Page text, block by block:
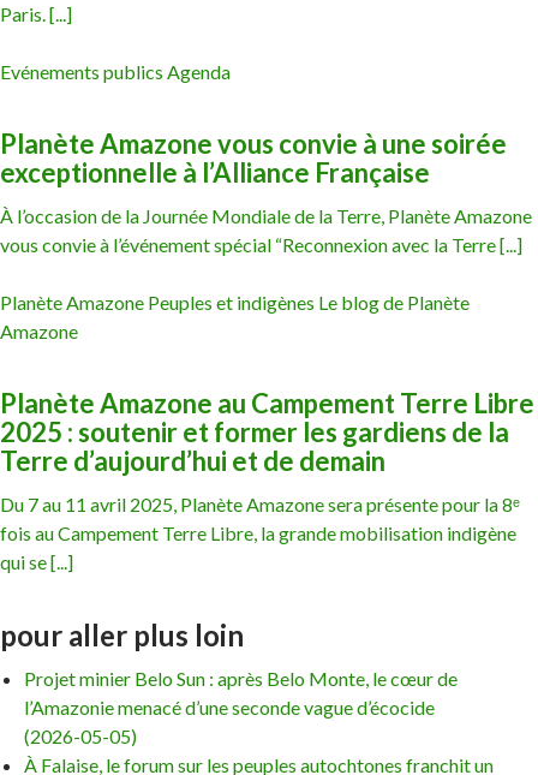
Paris. [...]
Evénements publics Agenda
Planète Amazone vous convie à une soirée
exceptionnelle à l’Alliance Française
À l’occasion de la Journée Mondiale de la Terre, Planète Amazone
vous convie à l’événement spécial “Reconnexion avec la Terre [...]
Planète Amazone Peuples et indigènes Le blog de Planète
Amazone
Planète Amazone au Campement Terre Libre
2025 : soutenir et former les gardiens de la
Terre d’aujourd’hui et de demain
Du 7 au 11 avril 2025, Planète Amazone sera présente pour la 8ᵉ
fois au Campement Terre Libre, la grande mobilisation indigène
qui se [...]
pour aller plus loin
Projet minier Belo Sun : après Belo Monte, le cœur de
l’Amazonie menacé d’une seconde vague d’écocide
(2026-05-05)
À Falaise, le forum sur les peuples autochtones franchit un